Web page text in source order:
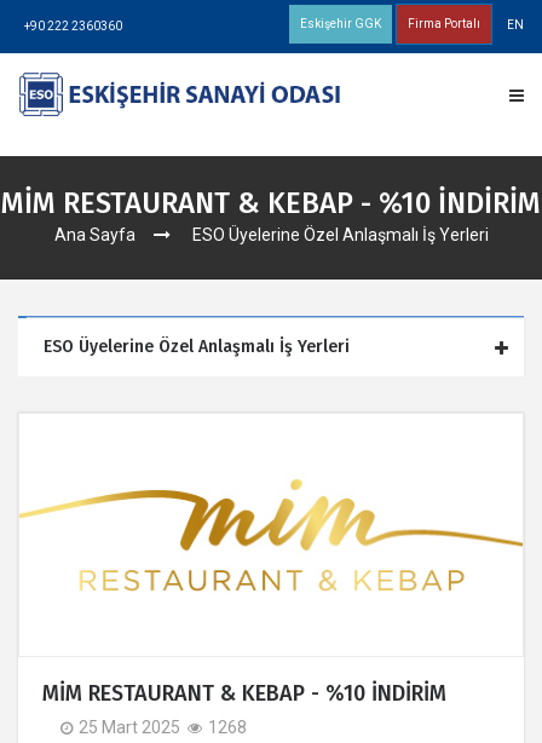
+90 222 2360360 Eskişehir GGK Firma Portalı EN
MİM RESTAURANT & KEBAP - %10 İNDİRİM
Ana Sayfa ESO Üyelerine Özel Anlaşmalı İş Yerleri
ESO Üyelerine Özel Anlaşmalı İş Yerleri
MİM RESTAURANT & KEBAP - %10 İNDİRİM
25 Mart 2025 1268